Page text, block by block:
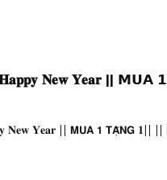
𝐇𝐚𝐩𝐩𝐲 𝐍𝐞𝐰 𝐘𝐞𝐚𝐫 ||
𝐍𝐞𝐰 𝐘𝐞𝐚𝐫 || 𝗠𝗨𝗔 𝟭 𝗧𝗔̣̆𝗡𝗚 𝟏||